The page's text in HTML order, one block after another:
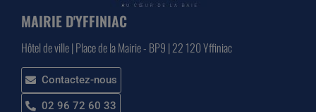
MAIRIE D'YFFINIAC
Hôtel de ville | Place de la Mairie - BP9 | 22 120 Yffiniac
Contactez-nous
02 96 72 60 33